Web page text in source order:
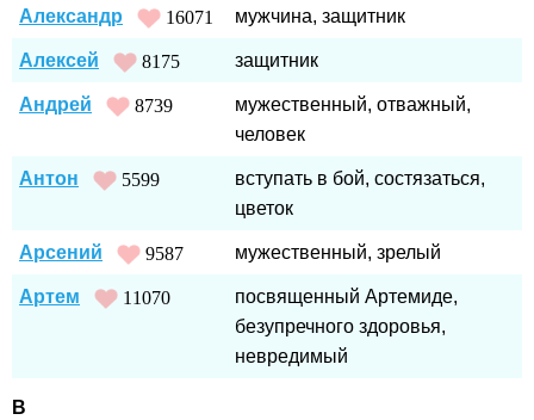
Александр
16071 мужчина, защитник
Алексей 8175 защитник
Андрей 8739
мужественный, отважный,
человек
Антон 5599
вступать в бой, состязаться,
цветок
Арсений 9587 мужественный, зрелый
Артем 11070
посвященный Артемиде,
безупречного здоровья,
невредимый
В